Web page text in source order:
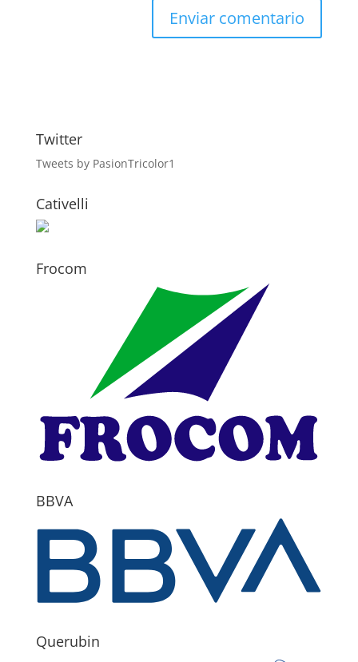
Twitter
Tweets by PasionTricolor1
Cativelli
Frocom
BBVA
Querubin